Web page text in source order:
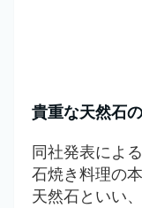
貴重な天然石
同社発表によ
石焼き料理の
天然石といい